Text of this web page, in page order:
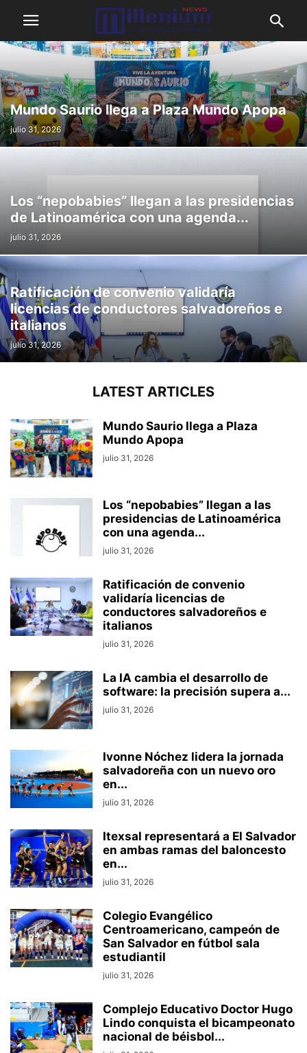
Mundo Saurio llega a Plaza Mundo Apopa
julio 31, 2026
Los “nepobabies” llegan a las presidencias
de Latinoamérica con una agenda...
julio 31, 2026
Ratificación de convenio validaría
licencias de conductores salvadoreños e
italianos
julio 31, 2026
LATEST ARTICLES
Mundo Saurio llega a Plaza
Mundo Apopa
julio 31, 2026
Los “nepobabies” llegan a las
presidencias de Latinoamérica
con una agenda...
julio 31, 2026
Ratificación de convenio
validaría licencias de
conductores salvadoreños e
italianos
julio 31, 2026
La IA cambia el desarrollo de
software: la precisión supera a...
julio 31, 2026
Ivonne Nóchez lidera la jornada
salvadoreña con un nuevo oro
en...
julio 31, 2026
Itexsal representará a El Salvador
en ambas ramas del baloncesto
en...
julio 31, 2026
Colegio Evangélico
Centroamericano, campeón de
San Salvador en fútbol sala
estudiantil
julio 31, 2026
Complejo Educativo Doctor Hugo
Lindo conquista el bicampeonato
nacional de béisbol...